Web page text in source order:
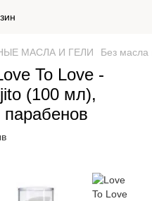
МАСЛА И ГЕЛИ Без масла
To Love -
(100 мл),